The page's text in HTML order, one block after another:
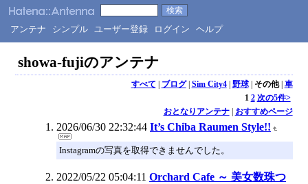
アンテナ シンプル ユーザー登録 ログイン ヘルプ
showa-fujiのアンテナ
すべて | ブログ| Sim City4| 野球| その他| 車
1 2 次の5件>
おとなりアンテナ| おすすめページ
2026/06/30 22:32:44 It’s Chiba Raumen Style!!
Instagramの写真を取得できませんでした。
2022/05/22 05:04:11 Orchard Cafe ～ 美女数珠つ